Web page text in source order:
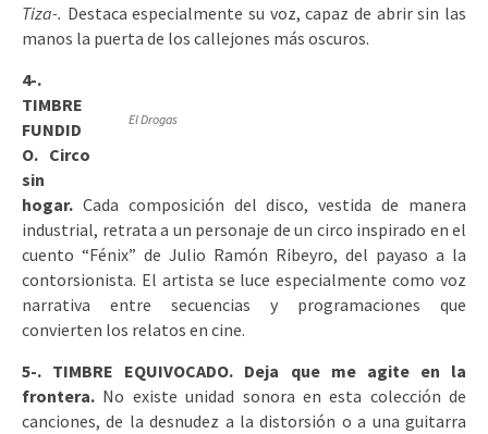
Tiza-. Destaca especialmente su voz, capaz de abrir sin las
manos la puerta de los callejones más oscuros.
El Drogas
4-.
TIMBRE
FUNDID
O. Circo
sin
hogar. Cada composición del disco, vestida de manera
industrial, retrata a un personaje de un circo inspirado en el
cuento “Fénix” de Julio Ramón Ribeyro, del payaso a la
contorsionista. El artista se luce especialmente como voz
narrativa entre secuencias y programaciones que
convierten los relatos en cine.
5-. TIMBRE EQUIVOCADO. Deja que me agite en la
frontera. No existe unidad sonora en esta colección de
canciones, de la desnudez a la distorsión o a una guitarra